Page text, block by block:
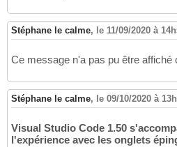
Stéphane le calme, le 11/09/2020 à
Ce message n'a pas pu être affiché
Stéphane le calme, le 09/10/2020 à
Visual Studio Code 1.50
l'expérience avec les onglets